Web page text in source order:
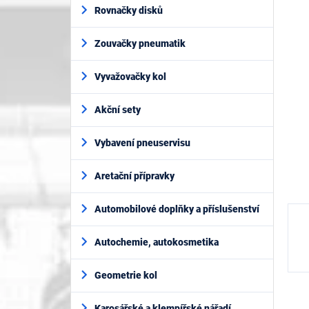
í
e
Rovnačky disků
Zouvačky pneumatik
Vyvažovačky kol
Akční sety
Vybavení pneuservisu
Aretační přípravky
Automobilové doplňky a příslušenství
Autochemie, autokosmetika
Geometrie kol